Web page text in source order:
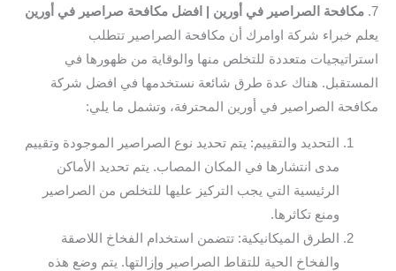
7. مكافحة الصراصير في أورين | افضل مكافحة صراصير في أورين
يعلم خبراء شركة اوامرك أن مكافحة الصراصير تتطلب
استراتيجيات متعددة للتخلص منها والوقاية من ظهورها في
المستقبل. هناك عدة طرق شائعة نستخدمها في افضل شركة
مكافحة الصراصير في أورين المحترفة، وتشمل ما يلي:
التحديد والتقييم: يتم تحديد نوع الصراصير الموجودة وتقييم
مدى انتشارها في المكان المصاب. يتم تحديد الأماكن
الرئيسية التي يجب التركيز عليها للتخلص من الصراصير
ومنع تكاثرها.
الطرق الميكانيكية: تتضمن استخدام الفخاخ اللاصقة
والفخاخ الحية للتقاط الصراصير وإزالتها. يتم وضع هذه